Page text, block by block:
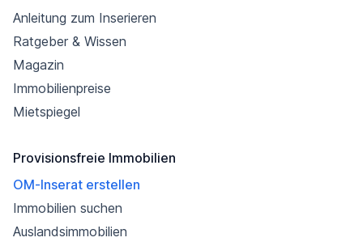
Anleitung zum Inserieren
Ratgeber & Wissen
Magazin
Immobilienpreise
Mietspiegel
Provisionsfreie Immobilien
OM-Inserat erstellen
Immobilien suchen
Auslandsimmobilien